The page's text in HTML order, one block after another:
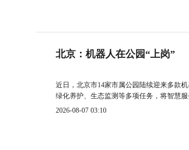
北京：机器人在公园“上岗”
近日，北京市14家市属公园陆续迎来多款
绿化养护、生态监测等多项任务，将智慧服
2026-08-07 03:10